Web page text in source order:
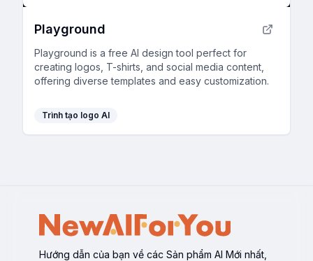
Playground
Playground is a free AI design tool perfect for
creating logos, T-shirts, and social media content,
offering diverse templates and easy customization.
Trình tạo logo AI
Hướng dẫn của bạn về các Sản phẩm AI Mới nhất,